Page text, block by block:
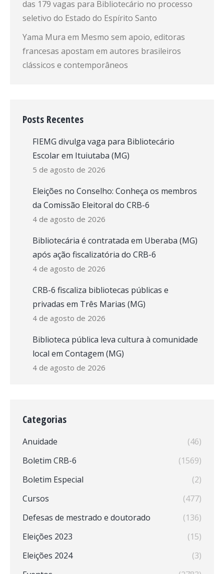
das 179 vagas para Bibliotecário no processo
seletivo do Estado do Espírito Santo
Yama Mura em Mesmo sem apoio, editoras
francesas apostam em autores brasileiros
clássicos e contemporâneos
Posts Recentes
FIEMG divulga vaga para Bibliotecário
Escolar em Ituiutaba (MG)
5 de agosto de 2026
Eleições no Conselho: Conheça os membros
da Comissão Eleitoral do CRB-6
4 de agosto de 2026
Bibliotecária é contratada em Uberaba (MG)
após ação fiscalizatória do CRB-6
4 de agosto de 2026
CRB-6 fiscaliza bibliotecas públicas e
privadas em Três Marias (MG)
4 de agosto de 2026
Biblioteca pública leva cultura à comunidade
local em Contagem (MG)
4 de agosto de 2026
Categorias
Anuidade
(46)
Boletim CRB-6
(1569)
Boletim Especial
(2)
Cursos
(477)
Defesas de mestrado e doutorado
(136)
Eleições 2023
(15)
Eleições 2024
(3)